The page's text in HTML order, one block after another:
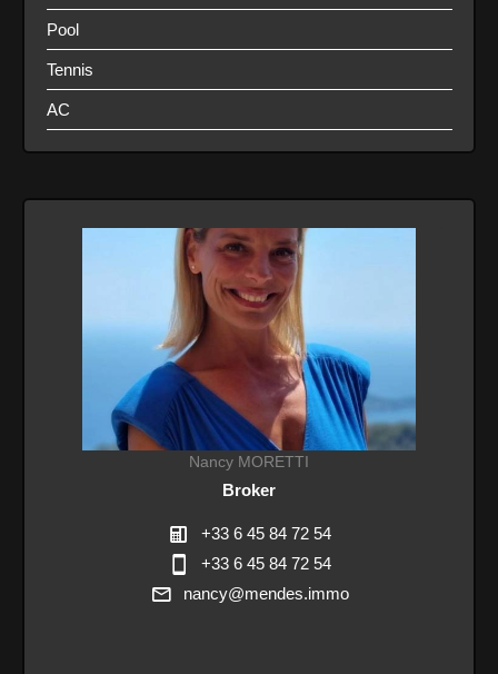
Pool
Tennis
AC
Nancy MORETTI
Broker
+33 6 45 84 72 54
+33 6 45 84 72 54
nancy@mendes.immo